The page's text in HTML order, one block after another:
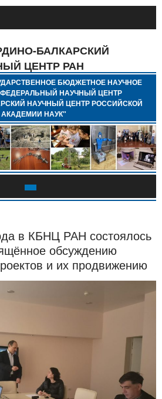
БАЛКАРСКИЙ
ЦЕНТР РАН
БЮДЖЕТНОЕ НАУЧНОЕ
НАУЧНЫЙ ЦЕНТР
НАУЧНЫЙ ЦЕНТР РОССИЙСКОЙ
АКАДЕМИИ НАУК"
в КБНЦ РАН состоялось
обсуждению
и их продвижению